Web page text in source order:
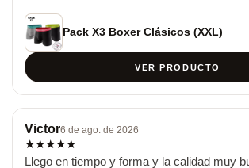
Pack X3 Boxer Clásicos (XXL)
VER PRODUCTO
Victor6 de ago. de 2026
★★★★★
Llego en tiempo y forma y la calidad muy